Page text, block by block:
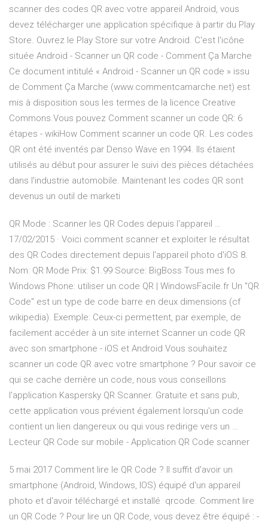
scanner des codes QR avec votre appareil Android, vous
devez télécharger une application spécifique à partir du Play
Store. Ouvrez le Play Store sur votre Android. C'est l'icône
située Android - Scanner un QR code - Comment Ça Marche
Ce document intitulé « Android - Scanner un QR code » issu
de Comment Ça Marche (www.commentcamarche.net) est
mis à disposition sous les termes de la licence Creative
Commons.Vous pouvez Comment scanner un code QR: 6
étapes - wikiHow Comment scanner un code QR. Les codes
QR ont été inventés par Denso Wave en 1994. Ils étaient
utilisés au début pour assurer le suivi des pièces détachées
dans l'industrie automobile. Maintenant les codes QR sont
devenus un outil de marketi
QR Mode : Scanner les QR Codes depuis l'appareil …
17/02/2015 · Voici comment scanner et exploiter le résultat
des QR Codes directement depuis l'appareil photo d'iOS 8.
Nom: QR Mode Prix: $1.99 Source: BigBoss Tous mes fo
Windows Phone: utiliser un code QR | WindowsFacile.fr Un "QR
Code" est un type de code barre en deux dimensions (cf
wikipedia). Exemple: Ceux-ci permettent, par exemple, de
facilement accéder à un site internet Scanner un code QR
avec son smartphone - iOS et Android Vous souhaitez
scanner un code QR avec votre smartphone ? Pour savoir ce
qui se cache derrière un code, nous vous conseillons
l'application Kaspersky QR Scanner. Gratuite et sans pub,
cette application vous prévient également lorsqu'un code
contient un lien dangereux ou qui vous redirige vers un …
Lecteur QR Code sur mobile - Application QR Code scanner
5 mai 2017 Comment lire le QR Code ? Il suffit d'avoir un
smartphone (Android, Windows, IOS) équipé d'un appareil
photo et d'avoir téléchargé et installé qrcode. Comment lire
un QR Code ? Pour lire un QR Code, vous devez être équipé : -